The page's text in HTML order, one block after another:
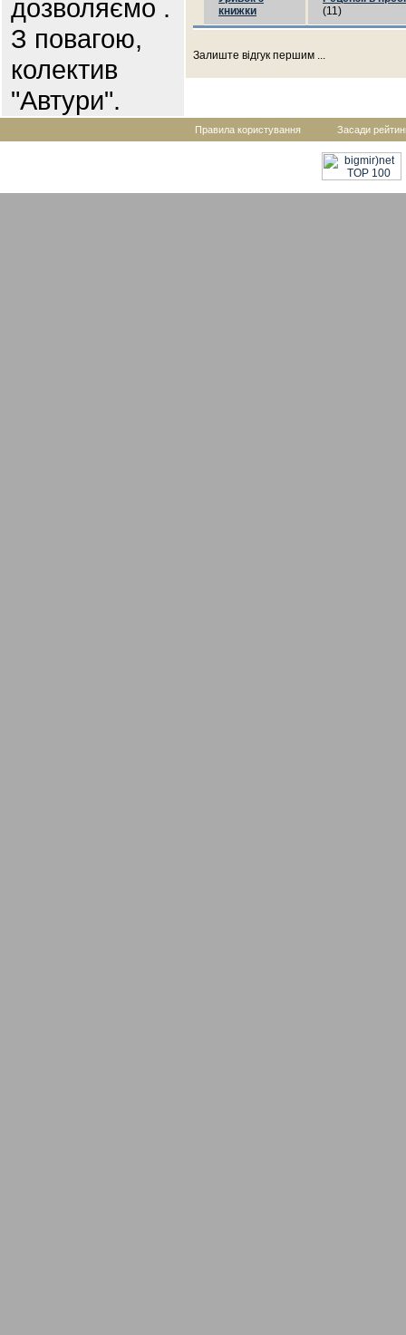
дозволяємо .
З повагою,
колектив
"Автури".
книжки
(11)
Залиште відгук першим ...
Правила користування Засади